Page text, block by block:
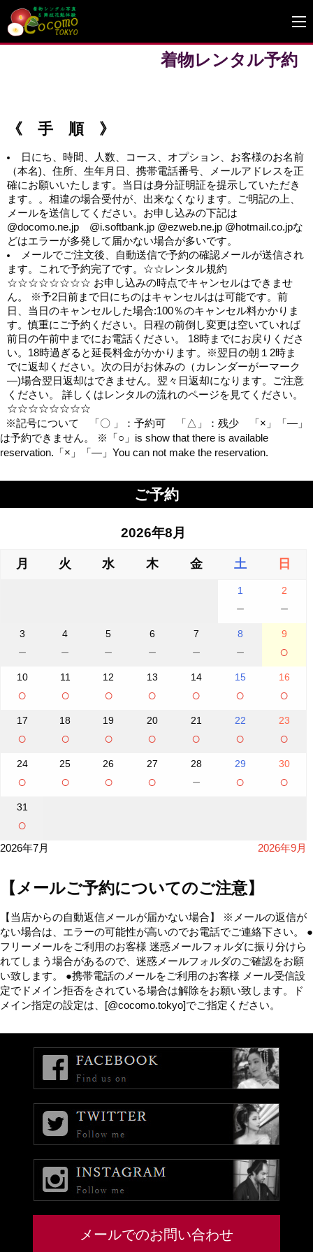
着物レンタル予約
《 手 順 》
日にち、時間、人数、コース、オプション、お客様のお名前
（本名)、住所、生年月日、携帯電話番号、メールアドレスを正
確にお願いいたします。当日は身分証明証を提示していただき
ます。。相違の場合受付が、出来なくなります。ご明記の上、
メールを送信してください。お申し込みの下記は
@docomo.ne.jp @i.softbank.jp @ezweb.ne.jp @hotmail.co.jpな
どはエラーが多発して届かない場合が多いです。
メールでご注文後、自動送信で予約の確認メールが送信され
ます。これで予約完了です。☆☆レンタル規約
☆☆☆☆☆☆☆☆ お申し込みの時点でキャンセルはできませ
ん。 ※予2日前まで日にちのはキャンセルはは可能です。前
日、当日のキャンセルした場合:100％のキャンセル料かかりま
す。慎重にご予約ください。日程の前倒し変更は空いていれば
前日の午前中までにお電話ください。 18時までにお戻りくださ
い。18時過ぎると延長料金がかかります。※翌日の朝１2時ま
でに返却ください。次の日がお休みの（カレンダーがーマーク
―)場合翌日返却はできません。翌々日返却になります。ご注意
ください。 詳しくはレンタルの流れのページを見てください。
☆☆☆☆☆☆☆☆
※記号について 「〇 」：予約可 「△」：残少 「×」「―」
は予約できません。 ※「○」is show that there is available
reservation.「×」「―」You can not make the reservation.
ご予約
2026年8月
月 火 水 木 金 土 日
1
－
2
－
3
－
4
－
5
－
6
－
7
－
8
－
9
○
10
○
11
○
12
○
13
○
14
○
15
○
16
○
17
○
18
○
19
○
20
○
21
○
22
○
23
○
24
○
25
○
26
○
27
○
28
－
29
○
30
○
31
○
2026年7月 2026年9月
【メールご予約についてのご注意】
【当店からの自動返信メールが届かない場合】 ※メールの返信が
ない場合は、エラーの可能性が高いのでお電話でご連絡下さい。 ●
フリーメールをご利用のお客様 迷惑メールフォルダに振り分けら
れてしまう場合があるので、迷惑メールフォルダのご確認をお願
い致します。 ●携帯電話のメールをご利用のお客様 メール受信設
定でドメイン拒否をされている場合は解除をお願い致します。ド
メイン指定の設定は、[@cocomo.tokyo]でご指定ください。
メールでのお問い合わせ